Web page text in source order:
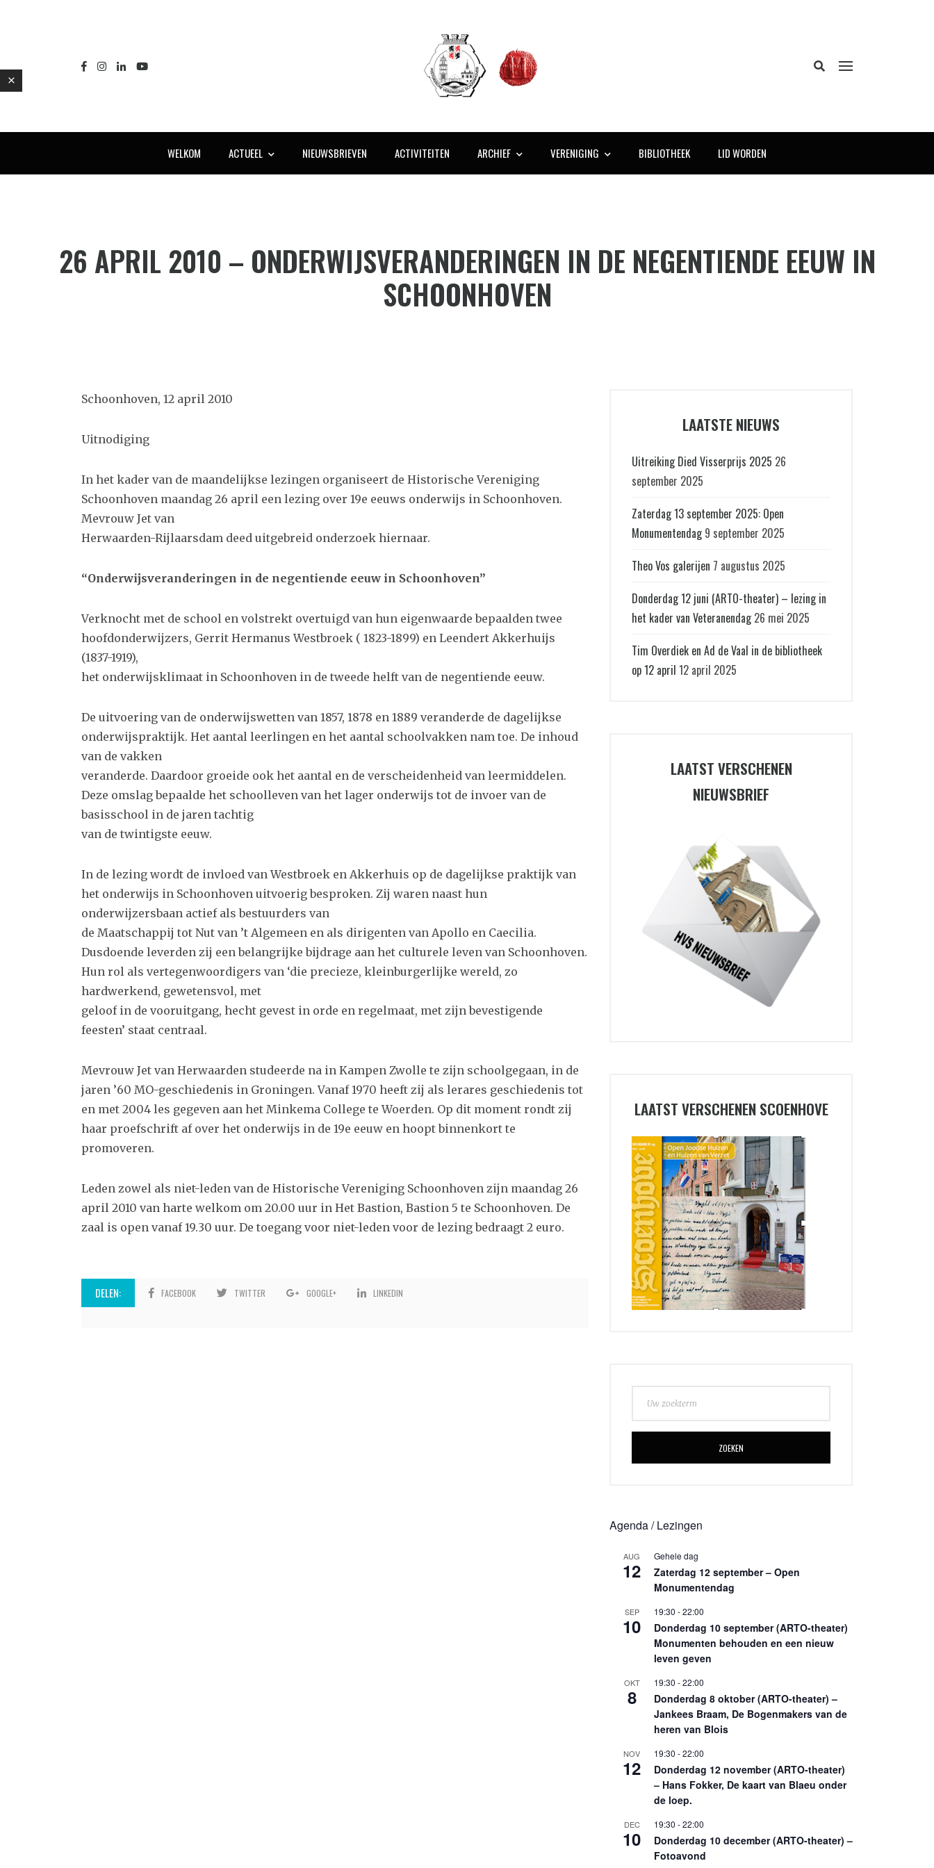
WELKOM ACTUEEL NIEUWSBRIEVEN ACTIVITEITEN ARCHIEF VERENIGING BIBLIOTHEEK LID WORDEN
26 APRIL 2010 – ONDERWIJSVERANDERINGEN IN DE NEGENTIENDE EEUW IN
SCHOONHOVEN
Schoonhoven, 12 april 2010
Uitnodiging
In het kader van de maandelijkse lezingen organiseert de Historische Vereniging
Schoonhoven maandag 26 april een lezing over 19e eeuws onderwijs in Schoonhoven.
Mevrouw Jet van
Herwaarden-Rijlaarsdam deed uitgebreid onderzoek hiernaar.
“Onderwijsveranderingen in de negentiende eeuw in Schoonhoven”
Verknocht met de school en volstrekt overtuigd van hun eigenwaarde bepaalden twee
hoofdonderwijzers, Gerrit Hermanus Westbroek ( 1823-1899) en Leendert Akkerhuijs
(1837-1919),
het onderwijsklimaat in Schoonhoven in de tweede helft van de negentiende eeuw.
De uitvoering van de onderwijswetten van 1857, 1878 en 1889 veranderde de dagelijkse
onderwijspraktijk. Het aantal leerlingen en het aantal schoolvakken nam toe. De inhoud
van de vakken
veranderde. Daardoor groeide ook het aantal en de verscheidenheid van leermiddelen.
Deze omslag bepaalde het schoolleven van het lager onderwijs tot de invoer van de
basisschool in de jaren tachtig
van de twintigste eeuw.
In de lezing wordt de invloed van Westbroek en Akkerhuis op de dagelijkse praktijk van
het onderwijs in Schoonhoven uitvoerig besproken. Zij waren naast hun
onderwijzersbaan actief als bestuurders van
de Maatschappij tot Nut van ’t Algemeen en als dirigenten van Apollo en Caecilia.
Dusdoende leverden zij een belangrijke bijdrage aan het culturele leven van Schoonhoven.
Hun rol als vertegenwoordigers van ‘die precieze, kleinburgerlijke wereld, zo
hardwerkend, gewetensvol, met
geloof in de vooruitgang, hecht gevest in orde en regelmaat, met zijn bevestigende
feesten’ staat centraal.
Mevrouw Jet van Herwaarden studeerde na in Kampen Zwolle te zijn schoolgegaan, in de
jaren ’60 MO-geschiedenis in Groningen. Vanaf 1970 heeft zij als lerares geschiedenis tot
en met 2004 les gegeven aan het Minkema College te Woerden. Op dit moment rondt zij
haar proefschrift af over het onderwijs in de 19e eeuw en hoopt binnenkort te
promoveren.
Leden zowel als niet-leden van de Historische Vereniging Schoonhoven zijn maandag 26
april 2010 van harte welkom om 20.00 uur in Het Bastion, Bastion 5 te Schoonhoven. De
zaal is open vanaf 19.30 uur. De toegang voor niet-leden voor de lezing bedraagt 2 euro.
DELEN: FACEBOOK TWITTER GOOGLE+ LINKEDIN
LAATSTE NIEUWS
Uitreiking Died Visserprijs 2025 26
september 2025
Zaterdag 13 september 2025: Open
Monumentendag 9 september 2025
Theo Vos galerijen 7 augustus 2025
Donderdag 12 juni (ARTO-theater) – lezing in
het kader van Veteranendag 26 mei 2025
Tim Overdiek en Ad de Vaal in de bibliotheek
op 12 april 12 april 2025
LAATST VERSCHENEN
NIEUWSBRIEF
LAATST VERSCHENEN SCOENHOVE
ZOEKEN
Agenda / Lezingen
AUG
12
Gehele dag
Zaterdag 12 september – Open
Monumentendag
SEP
10
19:30 -22:00
Donderdag 10 september (ARTO-theater)
Monumenten behouden en een nieuw
leven geven
OKT
8
19:30 -22:00
Donderdag 8 oktober (ARTO-theater) –
Jankees Braam, De Bogenmakers van de
heren van Blois
NOV
12
19:30 -22:00
Donderdag 12 november (ARTO-theater)
– Hans Fokker, De kaart van Blaeu onder
de loep.
DEC
10
19:30 -22:00
Donderdag 10 december (ARTO-theater) –
Fotoavond